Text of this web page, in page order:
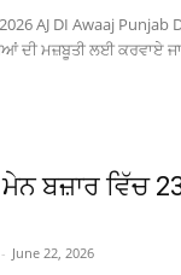
AJ DI Awaaj Punjab
ਦੀ ਮਜ਼ਬੂਤੀ ਲਈ ਕਰਵਾਏ
ਬਜ਼ਾਰ ਵਿੱਚ
- June 22, 2026